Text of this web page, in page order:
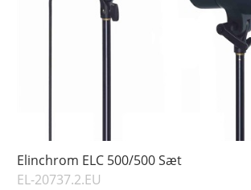
Elinchrom ELC 500/500 Sæt
EL-20737.2.EU